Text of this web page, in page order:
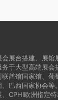
展台搭建、展馆
于大型高端展会
酋馆国家馆、
巴西国家协会
CPHI欧洲指定